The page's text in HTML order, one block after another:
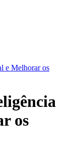
e Melhorar os
os